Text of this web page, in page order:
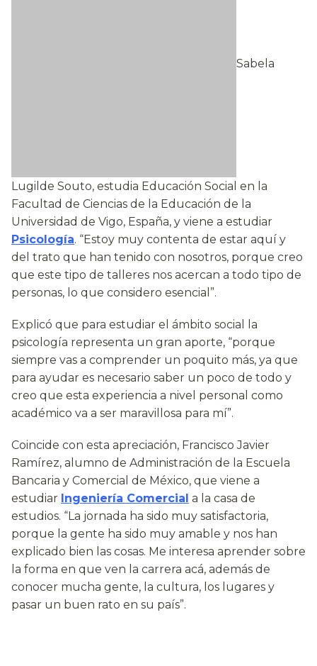
Sabela
Lugilde Souto, estudia Educación Social en la
Facultad de Ciencias de la Educación de la
Universidad de Vigo, España, y viene a estudiar
Psicología. “Estoy muy contenta de estar aquí y
del trato que han tenido con nosotros, porque creo
que este tipo de talleres nos acercan a todo tipo de
personas, lo que considero esencial”.
Explicó que para estudiar el ámbito social la
psicología representa un gran aporte, “porque
siempre vas a comprender un poquito más, ya que
para ayudar es necesario saber un poco de todo y
creo que esta experiencia a nivel personal como
académico va a ser maravillosa para mí”.
Coincide con esta apreciación, Francisco Javier
Ramírez, alumno de Administración de la Escuela
Bancaria y Comercial de México, que viene a
estudiar Ingeniería Comercial a la casa de
estudios. “La jornada ha sido muy satisfactoria,
porque la gente ha sido muy amable y nos han
explicado bien las cosas. Me interesa aprender sobre
la forma en que ven la carrera acá, además de
conocer mucha gente, la cultura, los lugares y
pasar un buen rato en su país”.